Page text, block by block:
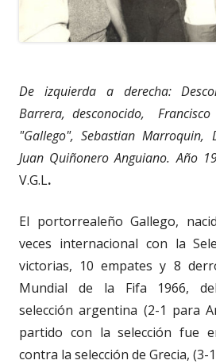
De izquierda a derecha:
Barrera, desconocido, Francisco
"Gallego", Sebastian Marroquin,
Juan Quiñonero Anguiano. Año
V.G.L.
El portorrealeño Gallego,
veces internacional con la
victorias, 10 empates y 8
Mundial de la Fifa 1966,
selección argentina (2-1 para
partido con la selección fue
contra la selección de Grecia, (3-